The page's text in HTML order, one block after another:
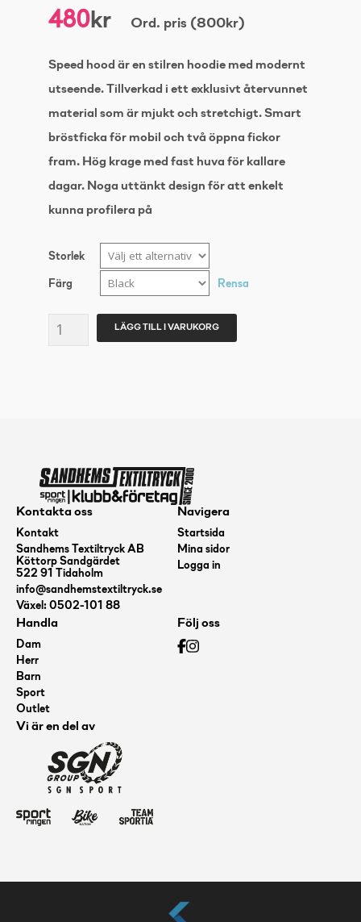
480kr Ord. pris (800kr)
Speed hood är en stilren hoodie med modernt
utseende. Tillverkad i ett exklusivt återvunnet
material som är mjukt och stretchigt. Smart
bröstficka för mobil och två öppna fickor
fram. Hög krage med fast huva för kallare
dagar. Noga uttänkt design för att enkelt
kunna profilera på
Storlek
Färg Rensa
CLN
LÄGG TILL I VARUKORG
Kontakta oss
Kontakt
Sandhems Textiltryck AB
Köttorp Sandgärdet
522 91 Tidaholm
info@sandhemstextiltryck.se
Växel: 0502-101 88
Navigera
Startsida
Mina sidor
Logga in
Handla
Dam
Herr
Barn
Sport
Outlet
Följ oss
Vi är en del av